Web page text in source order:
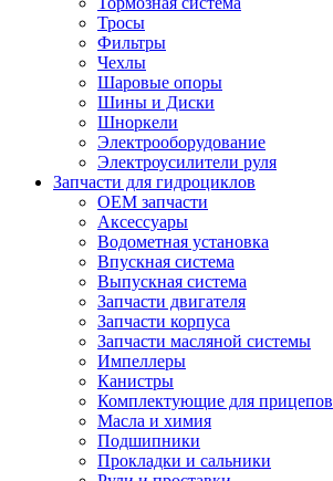
Тросы
Фильтры
Чехлы
Шаровые опоры
Шины и Диски
Шноркели
Электрооборудование
Электроусилители руля
Запчасти для гидроциклов
OEM запчасти
Аксессуары
Водометная установка
Впускная система
Выпускная система
Запчасти двигателя
Запчасти корпуса
Запчасти масляной системы
Импеллеры
Канистры
Комплектующие для прицепов
Масла и химия
Подшипники
Прокладки и сальники